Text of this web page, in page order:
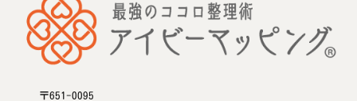
〒651-0095